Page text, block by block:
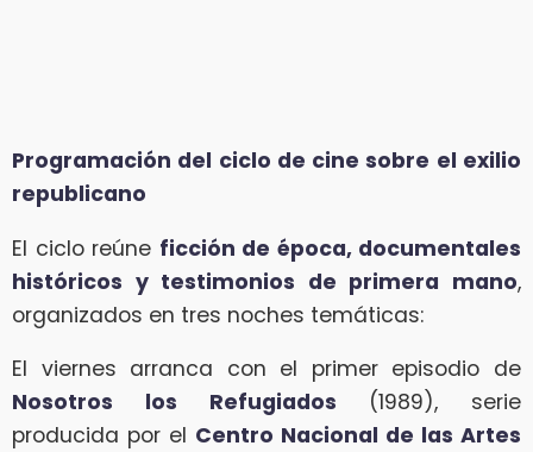
Programación del ciclo de cine sobre el exilio
republicano
El ciclo reúne ficción de época, documentales
históricos y testimonios de primera mano,
organizados en tres noches temáticas:
El viernes arranca con el primer episodio de
Nosotros los Refugiados (1989), serie
producida por el Centro Nacional de las Artes